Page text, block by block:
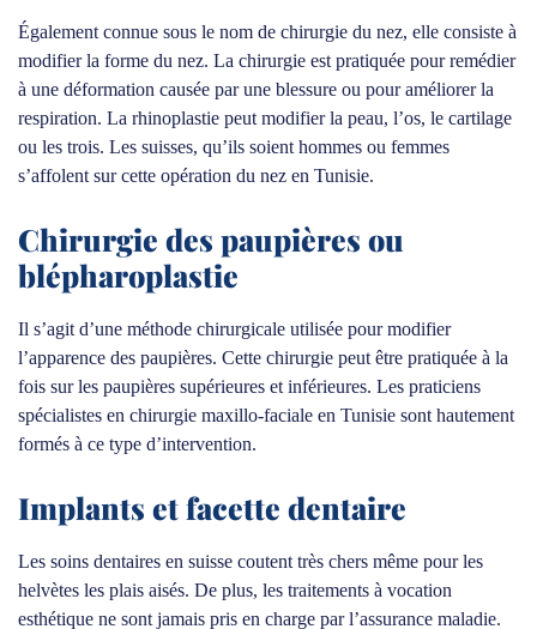
Également connue sous le nom de chirurgie du nez, elle consiste à
modifier la forme du nez. La chirurgie est pratiquée pour remédier
à une déformation causée par une blessure ou pour améliorer la
respiration. La rhinoplastie peut modifier la peau, l’os, le cartilage
ou les trois. Les suisses, qu’ils soient hommes ou femmes
s’affolent sur cette opération du nez en Tunisie.
Chirurgie des paupières ou
blépharoplastie
Il s’agit d’une méthode chirurgicale utilisée pour modifier
l’apparence des paupières. Cette chirurgie peut être pratiquée à la
fois sur les paupières supérieures et inférieures. Les praticiens
spécialistes en chirurgie maxillo-faciale en Tunisie sont hautement
formés à ce type d’intervention.
Implants et facette dentaire
Les soins dentaires en suisse coutent très chers même pour les
helvètes les plais aisés. De plus, les traitements à vocation
esthétique ne sont jamais pris en charge par l’assurance maladie.